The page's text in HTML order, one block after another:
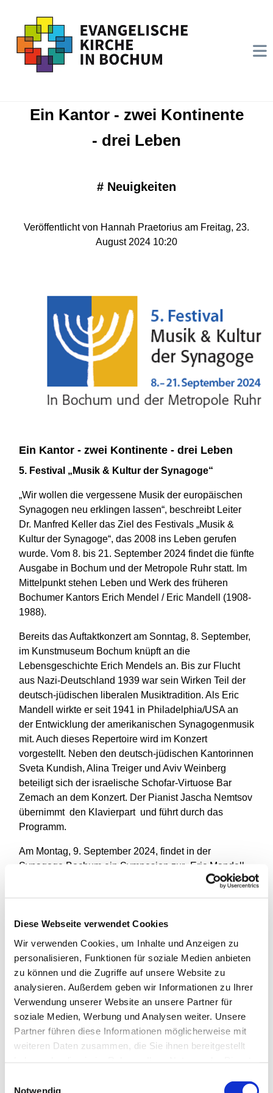
Diese Webseite verwendet Cookies
Wir verwenden Cookies, um Inhalte und Anzeigen zu
personalisieren, Funktionen für soziale Medien anbieten
zu können und die Zugriffe auf unsere Website zu
analysieren. Außerdem geben wir Informationen zu Ihrer
Verwendung unserer Website an unsere Partner für
soziale Medien, Werbung und Analysen weiter. Unsere
Partner führen diese Informationen möglicherweise mit
weiteren Daten zusammen, die Sie ihnen bereitgestellt
Notwendig
Ein Kantor - zwei Kontinente
- drei Leben
# Neuigkeiten
Veröffentlicht von Hannah Praetorius am Freitag, 23.
August 2024 10:20
Ein Kantor - zwei Kontinente - drei Leben
5. Festival „Musik & Kultur der Synagoge“
„Wir wollen die vergessene Musik der europäischen
Synagogen neu erklingen lassen“, beschreibt Leiter
Dr. Manfred Keller das Ziel des Festivals „Musik &
Kultur der Synagoge“, das 2008 ins Leben gerufen
wurde. Vom 8. bis 21. September 2024 findet die fünfte
Ausgabe in Bochum und der Metropole Ruhr statt. Im
Mittelpunkt stehen Leben und Werk des früheren
Bochumer Kantors Erich Mendel / Eric Mandell (1908-
1988).
Bereits das Auftaktkonzert am Sonntag, 8. September,
im Kunstmuseum Bochum knüpft an die
Lebensgeschichte Erich Mendels an. Bis zur Flucht
aus Nazi-Deutschland 1939 war sein Wirken Teil der
deutsch-jüdischen liberalen Musiktradition. Als Eric
Mandell wirkte er seit 1941 in Philadelphia/USA an
der Entwicklung der amerikanischen Synagogenmusik
mit. Auch dieses Repertoire wird im Konzert
vorgestellt. Neben den deutsch-jüdischen Kantorinnen
Sveta Kundish, Alina Treiger und Aviv Weinberg
beteiligt sich der israelische Schofar-Virtuose Bar
Zemach an dem Konzert. Der Pianist Jascha Nemtsov
übernimmt den Klavierpart und führt durch das
Programm.
Am Montag, 9. September 2024, findet in der
Synagoge Bochum ein Symposion zur „Eric Mandell
Collection“ (Philadelphia) statt, einer der größten
den Referenten zählt der Präsident des Gratz College
Philadelpia, Rabbiner Prof. Dr. Zev Eleff.
Unter dem Titel „Auf den Spuren des Bochumer
Kantors Erich Mendel“ führt Dienstag, 10. September,
eine Exkursion nach Münster, Gronau und Enschede.
In Münster wurde Mendel von 1916 bis 1922 zum
Kantor und Lehrer ausgebildet. In Gronau, seinem
Geburtsort, steht die „Alte Synagoge Epe“ auf dem
Programm. Letzte Station ist das holländische
Enschede. Dorthin hatte Mendel seine Sammlung